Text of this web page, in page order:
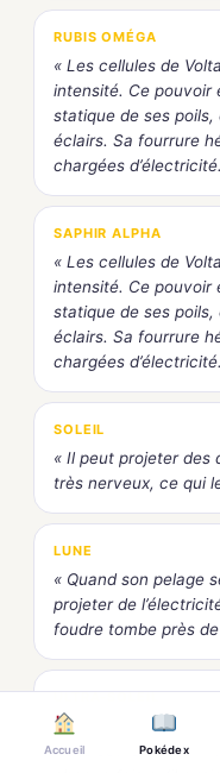
RUBIS OMÉGA
« Les cellules de
intensité. Ce pouvoir
statique de ses poils,
éclairs. Sa fourrure
chargées
SAPHIR ALPHA
« Les cellules de
intensité. Ce pouvoir
statique de ses poils,
éclairs. Sa fourrure
chargées
SOLEIL
« Il peut projeter des
très nerveux, ce qui
LUNE
« Quand son pelage
projeter de
foudre tombe près
ULTRA-SOLEIL
« Un organe situé à
de l’électricité. On
Accueil Pokédex